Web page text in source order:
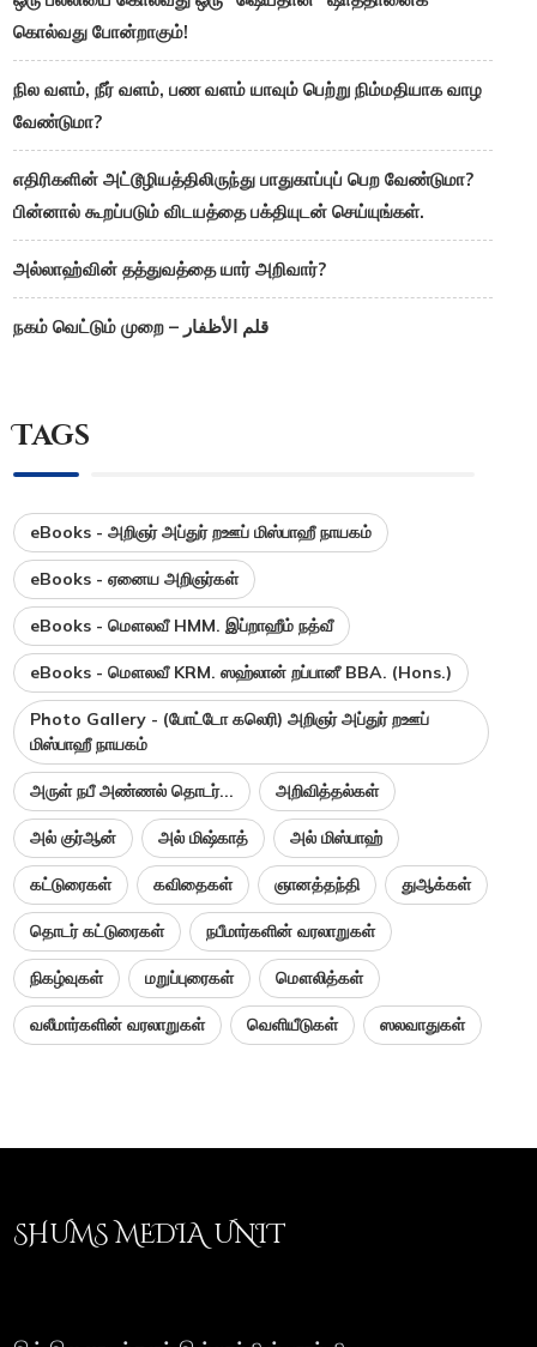
கொல்வது போன்றாகும்!
நில வளம், நீர் வளம், பண வளம் யாவும் பெற்று நிம்மதியாக வாழ
வேண்டுமா?
எதிரிகளின் அட்டூழியத்திலிருந்து பாதுகாப்புப் பெற வேண்டுமா?
பின்னால் கூறப்படும் விடயத்தை பக்தியுடன் செய்யுங்கள்.
அல்லாஹ்வின் தத்துவத்தை யார் அறிவார்?
நகம் வெட்டும் முறை – قلم الأظفار
Tags
eBooks - அறிஞர் அப்துர் றஊப் மிஸ்பாஹீ நாயகம்
eBooks - ஏனைய அறிஞர்கள்
eBooks - மௌலவீ HMM. இப்றாஹீம் நத்வீ
eBooks - மௌலவீ KRM. ஸஹ்லான் றப்பானீ BBA. (Hons.)
Photo Gallery - (போட்டோ கலெரி) அறிஞர் அப்துர் றஊப்
மிஸ்பாஹீ நாயகம்
அருள் நபீ அண்ணல் தொடர்... அறிவித்தல்கள்
அல் குர்ஆன் அல் மிஷ்காத் அல் மிஸ்பாஹ்
கட்டுரைகள் கவிதைகள் ஞானத்தந்தி துஆக்கள்
தொடர் கட்டுரைகள் நபீமார்களின் வரலாறுகள்
நிகழ்வுகள் மறுப்புரைகள் மௌலித்கள்
வலீமார்களின் வரலாறுகள் வெளியீடுகள் ஸலவாதுகள்
SHUMS MEDIA UNIT